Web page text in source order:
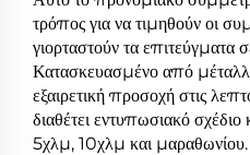
τρόπος για να τιμηθούν οι
γιορταστούν τα επιτεύγματα
Κατασκευασμένο από
εξαιρετική προσοχή στις
διαθέτει εντυπωσιακό
5χλμ, 10χλμ και μαραθωνίου.